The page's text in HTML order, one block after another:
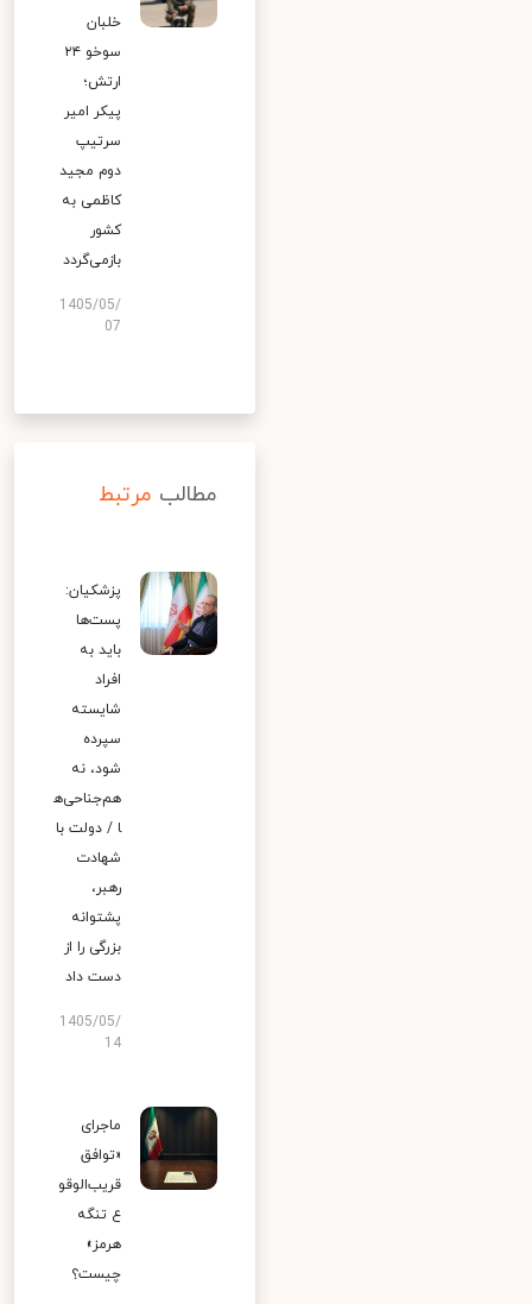
خلبان
سوخو ۲۴
ارتش؛
پیکر امیر
سرتیپ
دوم مجید
کاظمی به
کشور
بازمی‌گردد
1405/05/
07
مطالب مرتبط
پزشکیان:
پست‌ها
باید به
افراد
شایسته
سپرده
شود، نه
هم‌جناحی‌ه
ا / دولت با
شهادت
رهبر،
پشتوانه
بزرگی را از
دست داد
1405/05/
14
ماجرای
«توافق
قریب‌الوقو
ع تنگه
هرمز»
چیست؟